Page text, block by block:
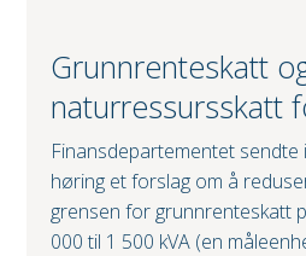
Grunnrenteskatt
naturressursskatt
Finansdepartementet
høring et forslag om å
grensen for grunnrenteskatt
000 til 1 500 kVA (en